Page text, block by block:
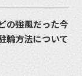
の強風だった今
輪方法について